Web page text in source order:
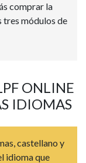
comprar la
módulos de
ONLINE
IDIOMAS
castellano y
idioma que